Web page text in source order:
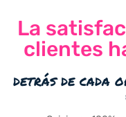
La
clientes
detrás de cada